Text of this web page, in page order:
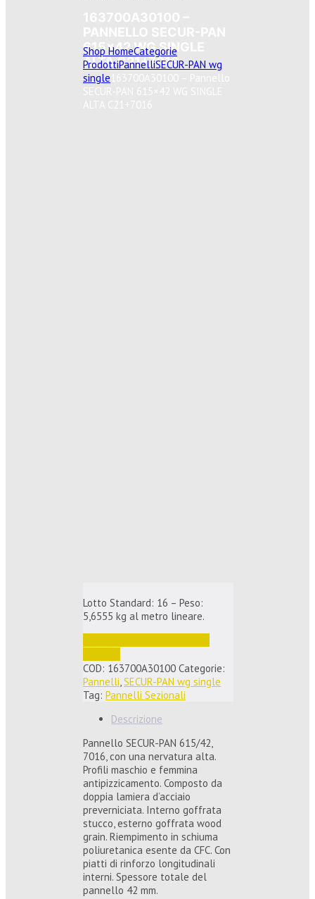
615×42 WG SINGLE
ALTA C21+7016
Shop HomeCategorie
ProdottiPannelliSECUR-PAN wg
single
Lotto Standard: 16 – Peso:
5,6555 kg al metro lineare.
COD: 163700A30100 Categorie:
Pannelli,SECUR-PAN wg single
Tag: Pannelli Sezionali
Descrizione
Pannello SECUR-PAN 615/42,
7016, con una nervatura alta.
Profili maschio e femmina
antipizzicamento. Composto da
doppia lamiera d’acciaio
preverniciata. Interno goffrata
stucco, esterno goffrata wood
grain. Riempimento in schiuma
poliuretanica esente da CFC. Con
piatti di rinforzo longitudinali
interni. Spessore totale del
pannello 42 mm.